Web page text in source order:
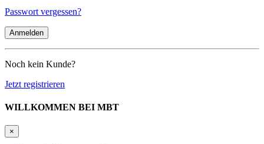
Passwort vergessen?
Noch kein Kunde?
Jetzt registrieren
WILLKOMMEN BEI MBT
×